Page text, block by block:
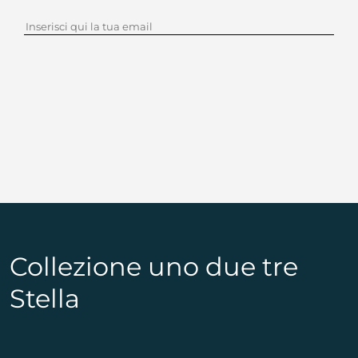
Collezione uno due tre
Stella